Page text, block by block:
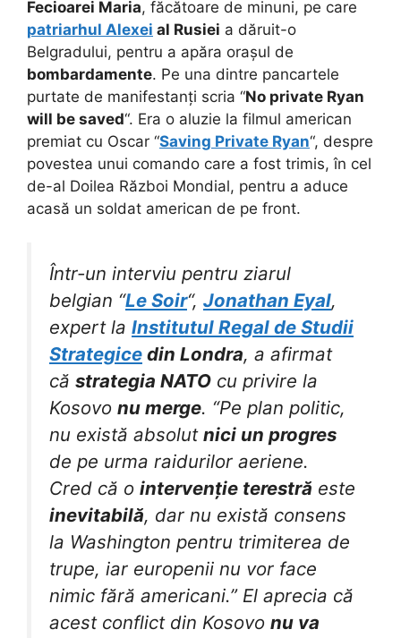
Fecioarei Maria, făcătoare de minuni, pe care
patriarhul Alexei al Rusiei a dăruit-o
Belgradului, pentru a apăra orașul de
bombardamente. Pe una dintre pancartele
purtate de manifestanți scria “No private Ryan
will be saved“. Era o aluzie la filmul american
premiat cu Oscar “Saving Private Ryan“, despre
povestea unui comando care a fost trimis, în cel
de-al Doilea Război Mondial, pentru a aduce
acasă un soldat american de pe front.
Într-un interviu pentru ziarul
belgian “Le Soir“, Jonathan Eyal,
expert la Institutul Regal de Studii
Strategice din Londra, a afirmat
că strategia NATO cu privire la
Kosovo nu merge. “Pe plan politic,
nu există absolut nici un progres
de pe urma raidurilor aeriene.
Cred că o intervenție terestră este
inevitabilă, dar nu există consens
la Washington pentru trimiterea de
trupe, iar europenii nu vor face
nimic fără americani.” El aprecia că
acest conflict din Kosovo nu va